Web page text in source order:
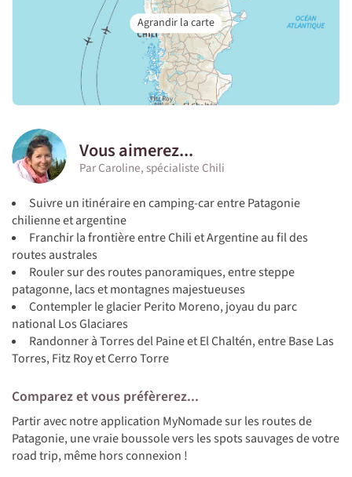
Vous aimerez...
Par Caroline, spécialiste Chili
Suivre un itinéraire en camping-car entre Patagonie
chilienne et argentine
Franchir la frontière entre Chili et Argentine au fil des
routes australes
Rouler sur des routes panoramiques, entre steppe
patagonne, lacs et montagnes majestueuses
Contempler le glacier Perito Moreno, joyau du parc
national Los Glaciares
Randonner à Torres del Paine et El Chaltén, entre Base Las
Torres, Fitz Roy et Cerro Torre
Comparez et vous préfèrerez...
Partir avec notre application MyNomade sur les routes de
Patagonie, une vraie boussole vers les spots sauvages de votre
road trip, même hors connexion !